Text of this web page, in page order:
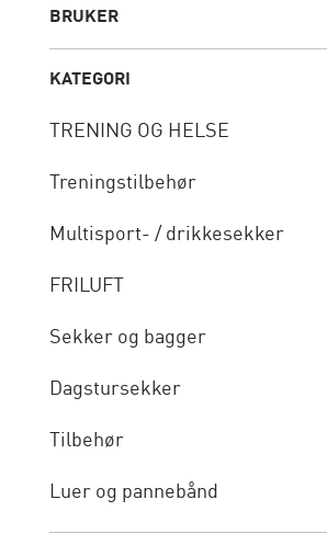
BRUKER
KATEGORI
TRENING OG HELSE
Treningstilbehør
Multisport- / drikkesekker
FRILUFT
Sekker og bagger
Dagstursekker
Tilbehør
Luer og pannebånd